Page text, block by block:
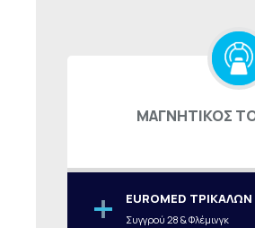
ΜΑΓΝΗΤΙΚΟΣ
EUROMED ΤΡΙΚΑΛΩΝ
Συγγρού 28 & Φλέμινγκ